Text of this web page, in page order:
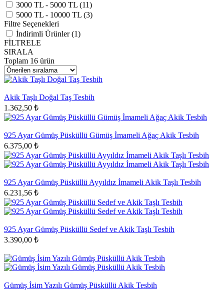
3000 TL - 5000 TL (11)
5000 TL - 10000 TL (3)
Filtre Seçenekleri
İndirimli Ürünler (1)
FİLTRELE
SIRALA
Toplam 16 ürün
Akik Taşlı Doğal Taş Tesbih
1.362,50 ₺
925 Ayar Gümüş Püsküllü Gümüş İmameli Ağaç Akik Tesbih
6.375,00 ₺
925 Ayar Gümüş Püsküllü Ayyıldız İmameli Akik Taşlı Tesbih
6.231,56 ₺
925 Ayar Gümüş Püsküllü Sedef ve Akik Taşlı Tesbih
3.390,00 ₺
Gümüş İsim Yazılı Gümüş Püsküllü Akik Tesbih